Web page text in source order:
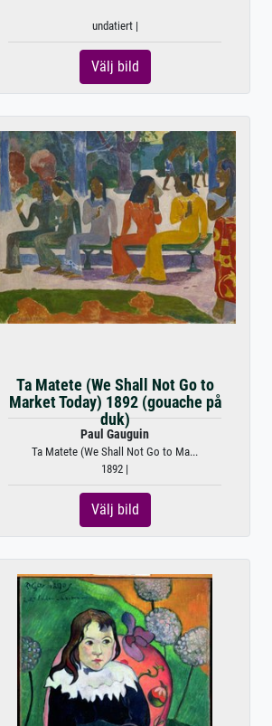
undatiert |
Välj bild
Ta Matete (We Shall Not Go to
Market Today) 1892 (gouache på
duk)
Paul Gauguin
Ta Matete (We Shall Not Go to Ma...
1892 |
Välj bild